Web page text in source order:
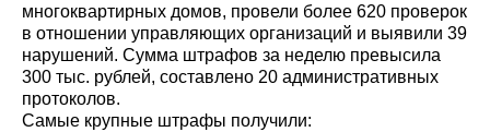
многоквартирных домов, провели более 620 проверок
в отношении управляющих организаций и выявили 39
нарушений. Сумма штрафов за неделю превысила
300 тыс. рублей, составлено 20 административных
протоколов.
Самые крупные штрафы получили: